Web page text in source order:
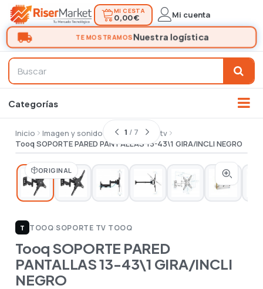
MI CESTA
0,00 € Mi cuenta
Inicio Imagen y sonido Tv
Soporte tv
Tooq SOPORTE PARED PANTALLAS 13-43\1 GIRA/INCLI NEGRO
ORIGINAL
1 / 7
T TOOQ|SOPORTE TV TOOQ
Tooq SOPORTE PARED
PANTALLAS 13-43\1 GIRA/INCLI
NEGRO